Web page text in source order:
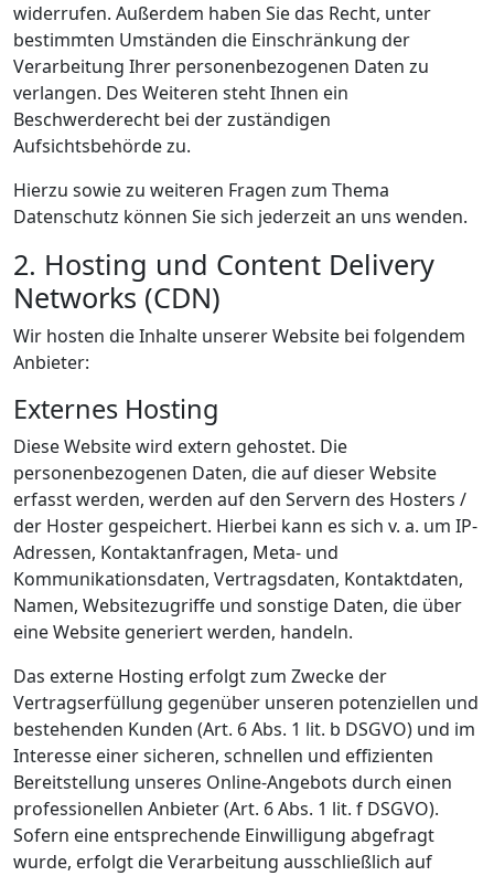
widerrufen. Außerdem haben Sie das Recht, unter
bestimmten Umständen die Einschränkung der
Verarbeitung Ihrer personenbezogenen Daten zu
verlangen. Des Weiteren steht Ihnen ein
Beschwerderecht bei der zuständigen
Aufsichtsbehörde zu.
Hierzu sowie zu weiteren Fragen zum Thema
Datenschutz können Sie sich jederzeit an uns wenden.
2. Hosting und Content Delivery
Networks (CDN)
Wir hosten die Inhalte unserer Website bei folgendem
Anbieter:
Externes Hosting
Diese Website wird extern gehostet. Die
personenbezogenen Daten, die auf dieser Website
erfasst werden, werden auf den Servern des Hosters /
der Hoster gespeichert. Hierbei kann es sich v. a. um IP-
Adressen, Kontaktanfragen, Meta- und
Kommunikationsdaten, Vertragsdaten, Kontaktdaten,
Namen, Websitezugriffe und sonstige Daten, die über
eine Website generiert werden, handeln.
Das externe Hosting erfolgt zum Zwecke der
Vertragserfüllung gegenüber unseren potenziellen und
bestehenden Kunden (Art. 6 Abs. 1 lit. b DSGVO) und im
Interesse einer sicheren, schnellen und effizienten
Bereitstellung unseres Online-Angebots durch einen
professionellen Anbieter (Art. 6 Abs. 1 lit. f DSGVO).
Sofern eine entsprechende Einwilligung abgefragt
wurde, erfolgt die Verarbeitung ausschließlich auf